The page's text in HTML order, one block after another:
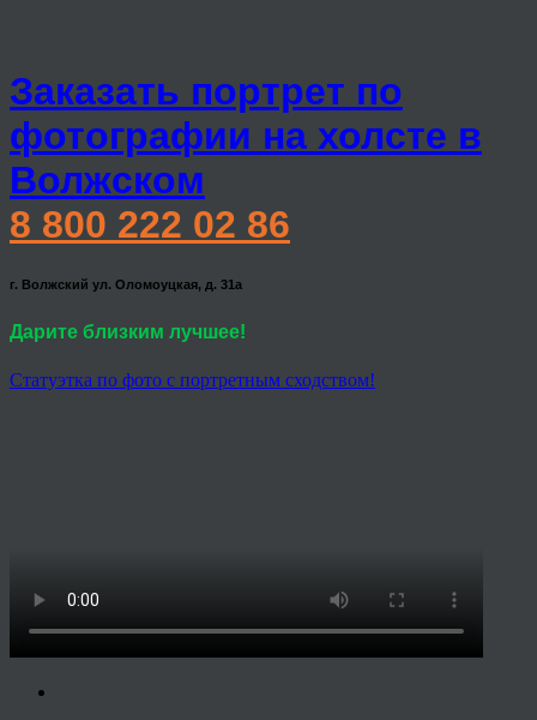
Заказать портрет по
фотографии на холсте в
Волжском
8 800 222 02 86
г. Волжский ул. Оломоуцкая, д. 31а
Дарите близким лучшее!
Статуэтка по фото с портретным сходством!